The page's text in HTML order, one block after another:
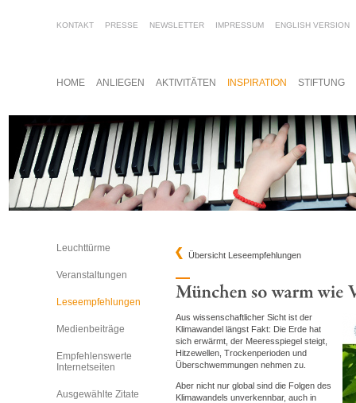
HOME ANLIEGEN AKTIVITÄTEN INSPIRATION STIFTUNG
Leuchttürme
Veranstaltungen
Leseempfehlungen
Medienbeiträge
Empfehlenswerte
Internetseiten
Ausgewählte Zitate
Übersicht Leseempfehlungen
Aus wissenschaftlicher Sicht ist der
Klimawandel längst Fakt: Die Erde hat
sich erwärmt, der Meeresspiegel steigt,
Hitzewellen, Trockenperioden und
Überschwemmungen nehmen zu.
Aber nicht nur global sind die Folgen des
Klimawandels unverkennbar, auch in
KONTAKT PRESSE NEWSLETTER IMPRESSUM ENGLISH VERSION